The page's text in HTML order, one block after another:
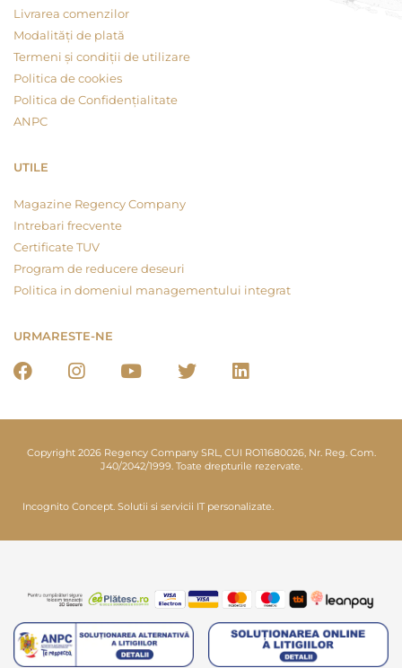
Livrarea comenzilor
Modalități de plată
Termeni și condiții de utilizare
Politica de cookies
Politica de Confidențialitate
ANPC
UTILE
Magazine Regency Company
Intrebari frecvente
Certificate TUV
Program de reducere deseuri
Politica in domeniul managementului integrat
URMARESTE-NE
Copyright 2026 Regency Company SRL, CUI RO11680026, Nr. Reg. Com.
J40/2042/1999. Toate drepturile rezervate.
Incognito Concept. Solutii si servicii IT personalizate.